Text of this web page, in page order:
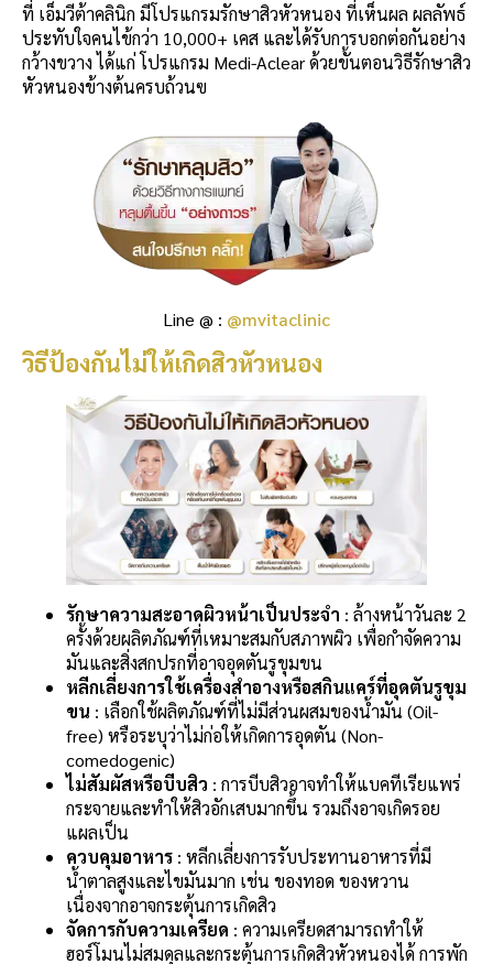
ที่ เอ็มวีต้าคลินิก มีโปรแกรมรักษาสิวหัวหนอง ที่เห็นผล ผลลัพธ์
ประทับใจคนไข้กว่า 10,000+ เคส และได้รับการบอกต่อกันอย่าง
กว้างขวาง ได้แก่ โปรแกรม Medi-Aclear ด้วยขั้นตอนวิธีรักษาสิว
หัวหนองข้างต้นครบถ้วนฃ
Line @ : @mvitaclinic
วิธีป้องกันไม่ให้เกิดสิวหัวหนอง
รักษาความสะอาดผิวหน้าเป็นประจำ : ล้างหน้าวันละ 2
ครั้งด้วยผลิตภัณฑ์ที่เหมาะสมกับสภาพผิว เพื่อกำจัดความ
มันและสิ่งสกปรกที่อาจอุดตันรูขุมขน
หลีกเลี่ยงการใช้เครื่องสำอางหรือสกินแคร์ที่อุดตันรูขุม
ขน : เลือกใช้ผลิตภัณฑ์ที่ไม่มีส่วนผสมของน้ำมัน (Oil-
free) หรือระบุว่าไม่ก่อให้เกิดการอุดตัน (Non-
comedogenic)
ไม่สัมผัสหรือบีบสิว : การบีบสิวอาจทำให้แบคทีเรียแพร่
กระจายและทำให้สิวอักเสบมากขึ้น รวมถึงอาจเกิดรอย
แผลเป็น
ควบคุมอาหาร : หลีกเลี่ยงการรับประทานอาหารที่มี
น้ำตาลสูงและไขมันมาก เช่น ของทอด ของหวาน
เนื่องจากอาจกระตุ้นการเกิดสิว
จัดการกับความเครียด : ความเครียดสามารถทำให้
ฮอร์โมนไม่สมดุลและกระตุ้นการเกิดสิวหัวหนองได้ การพัก